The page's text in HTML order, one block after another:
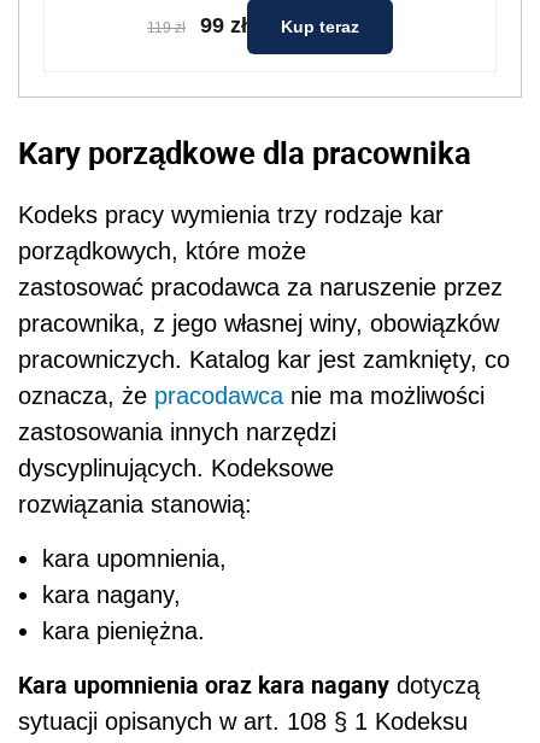
119 zł 99 zł Kup teraz
Kary porządkowe dla pracownika
Kodeks pracy wymienia trzy rodzaje kar
porządkowych, które może
zastosować pracodawca za naruszenie przez
pracownika, z jego własnej winy, obowiązków
pracowniczych. Katalog kar jest zamknięty, co
oznacza, że pracodawca nie ma możliwości
zastosowania innych narzędzi
dyscyplinujących. Kodeksowe
rozwiązania stanowią:
kara upomnienia,
kara nagany,
kara pieniężna.
Kara upomnienia oraz kara nagany dotyczą
sytuacji opisanych w art. 108 § 1 Kodeksu